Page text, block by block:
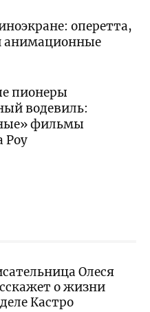
оперетта,
анимационные
пионеры
водевиль:
фильмы
Роу
Олеся
о жизни
Кастро